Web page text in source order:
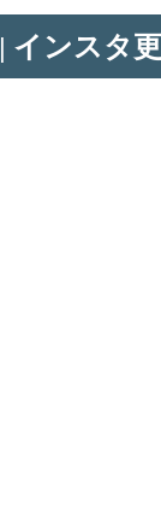
インスタ